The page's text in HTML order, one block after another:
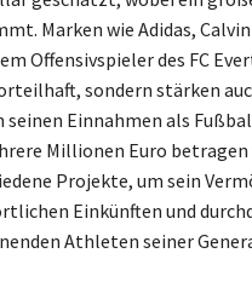
Marken wie Adidas,
Offensivspieler des FC
sondern stärken
Einnahmen als
Millionen Euro
Projekte, um sein
Einkünften und
Athleten seiner